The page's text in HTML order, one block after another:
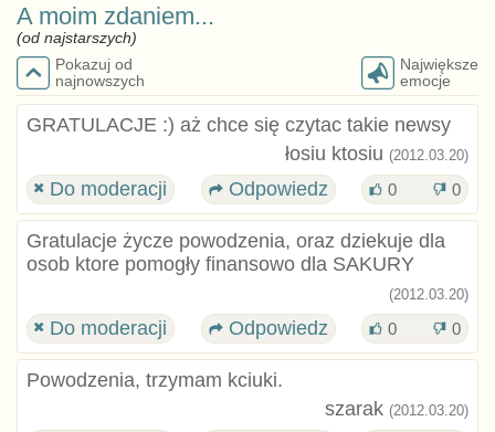
A moim zdaniem...
(od najstarszych)
Pokazuj od
najnowszych
Największe
emocje
GRATULACJE :) aż chce się czytac takie newsy
łosiu ktosiu (2012.03.20)
Do moderacji Odpowiedz 0 0
Gratulacje życze powodzenia, oraz dziekuje dla
osob ktore pomogły finansowo dla SAKURY
(2012.03.20)
Do moderacji Odpowiedz 0 0
Powodzenia, trzymam kciuki.
szarak (2012.03.20)